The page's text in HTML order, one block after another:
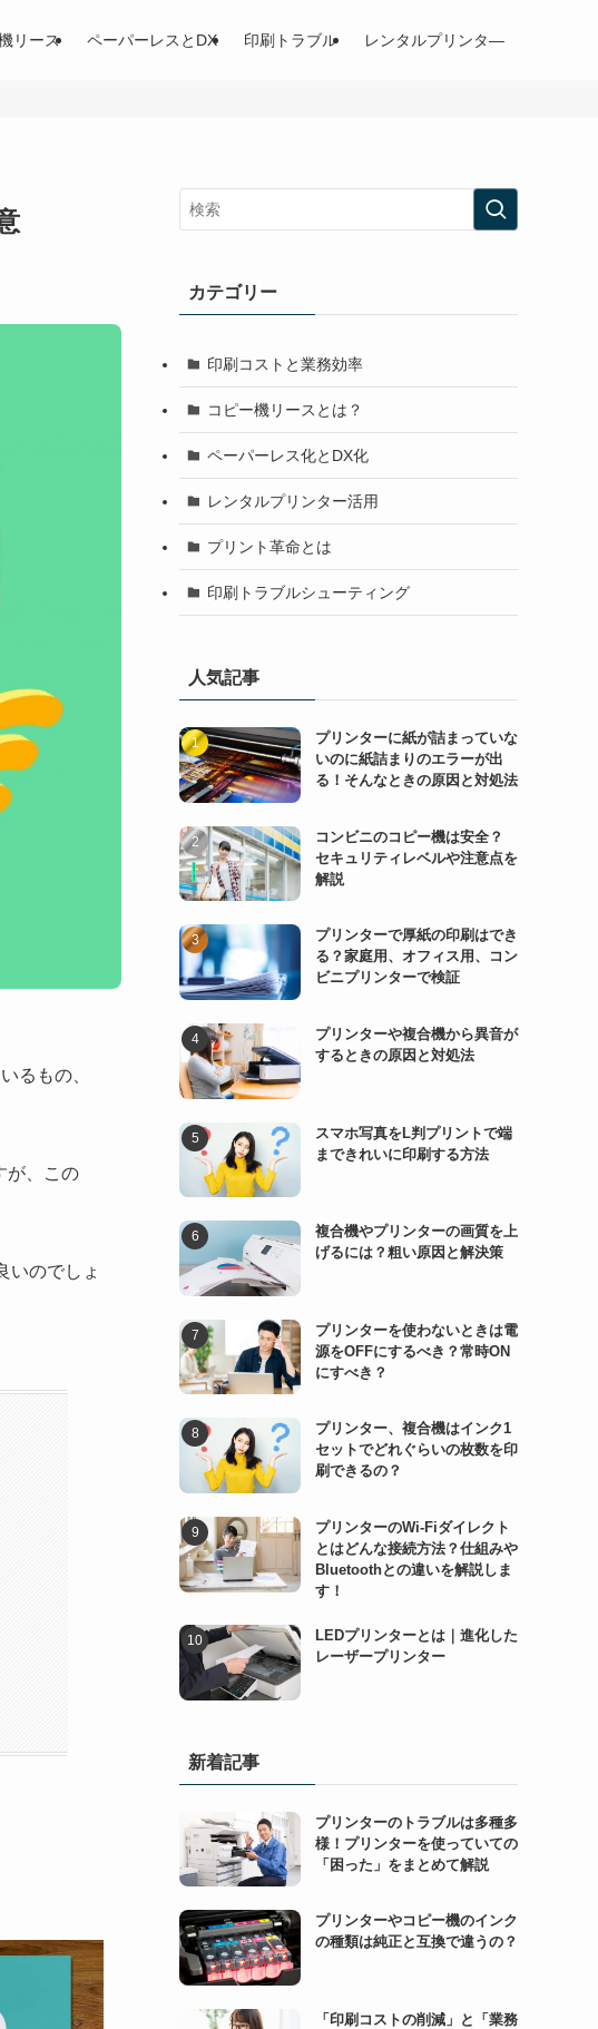
リース ペーパーレスとDX 印刷トラブル レンタルプリンタ―
るもの、
が、この
いのでしょ
カテゴリー
印刷コストと業務効率
コピー機リースとは？
ペーパーレス化とDX化
レンタルプリンター活用
プリント革命とは
印刷トラブルシューティング
人気記事
プリンターに紙が詰まっていな
いのに紙詰まりのエラーが出
る！そんなときの原因と対処法
コンビニのコピー機は安全？
セキュリティレベルや注意点を
解説
プリンターで厚紙の印刷はでき
る？家庭用、オフィス用、コン
ビニプリンターで検証
プリンターや複合機から異音が
するときの原因と対処法
スマホ写真をL判プリントで端
まできれいに印刷する方法
複合機やプリンターの画質を上
げるには？粗い原因と解決策
プリンターを使わないときは電
源をOFFにするべき？常時ON
にすべき？
プリンター、複合機はインク1
セットでどれぐらいの枚数を印
刷できるの？
プリンターのWi-Fiダイレクト
とはどんな接続方法？仕組みや
Bluetoothとの違いを解説しま
す！
LEDプリンターとは｜進化した
レーザープリンター
新着記事
プリンターのトラブルは多種多
様！プリンターを使っていての
「困った」をまとめて解説
プリンターやコピー機のインク
の種類は純正と互換で違うの？
「印刷コストの削減」と「業務